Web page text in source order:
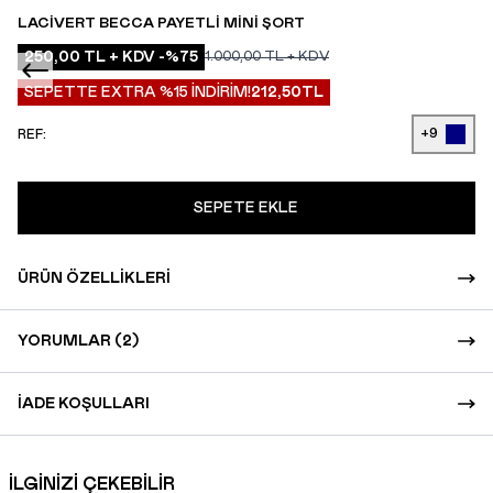
LACIVERT BECCA PAYETLI MINI ŞORT
250,00 TL + KDV -%75 1.000,00TL + KDV
SEPETTE EXTRA %15 İNDİRİM!212,50TL
REF: +9
SEPETE EKLE
ÜRÜN ÖZELLIKLERI
YORUMLAR (2)
İADE KOŞULLARI
İLGİNİZİ ÇEKEBİLİR